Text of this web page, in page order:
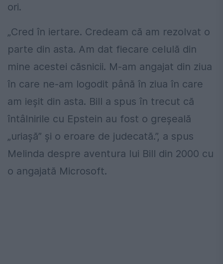
ori.
„Cred în iertare. Credeam că am rezolvat o
parte din asta. Am dat fiecare celulă din
mine acestei căsnicii. M-am angajat din ziua
în care ne-am logodit până în ziua în care
am ieșit din asta. Bill a spus în trecut că
întâlnirile cu Epstein au fost o greșeală
„uriașă” și o eroare de judecată.”, a spus
Melinda despre aventura lui Bill din 2000 cu
o angajată Microsoft.